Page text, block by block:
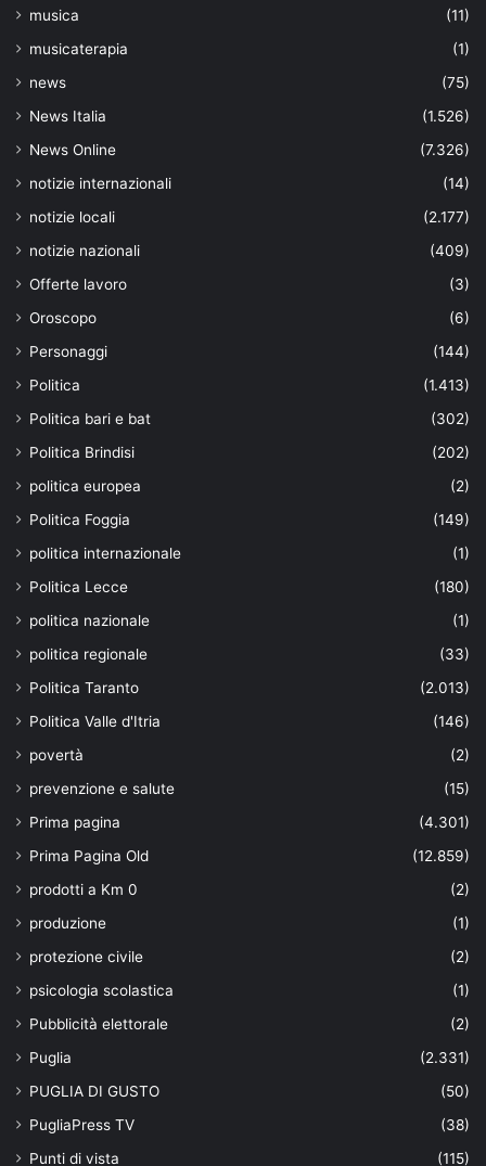
musica
(11)
musicaterapia
(1)
news
(75)
News Italia
(1.526)
News Online
(7.326)
notizie internazionali
(14)
notizie locali
(2.177)
notizie nazionali
(409)
Offerte lavoro
(3)
Oroscopo
(6)
Personaggi
(144)
Politica
(1.413)
Politica bari e bat
(302)
Politica Brindisi
(202)
politica europea
(2)
Politica Foggia
(149)
politica internazionale
(1)
Politica Lecce
(180)
politica nazionale
(1)
politica regionale
(33)
Politica Taranto
(2.013)
Politica Valle d'Itria
(146)
povertà
(2)
prevenzione e salute
(15)
Prima pagina
(4.301)
Prima Pagina Old
(12.859)
prodotti a Km 0
(2)
produzione
(1)
protezione civile
(2)
psicologia scolastica
(1)
Pubblicità elettorale
(2)
Puglia
(2.331)
PUGLIA DI GUSTO
(50)
PugliaPress TV
(38)
Punti di vista
(115)